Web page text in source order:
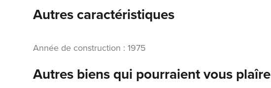
Autres caractéristiques
Année de construction : 1975
Autres biens qui pourraient vous plaîre